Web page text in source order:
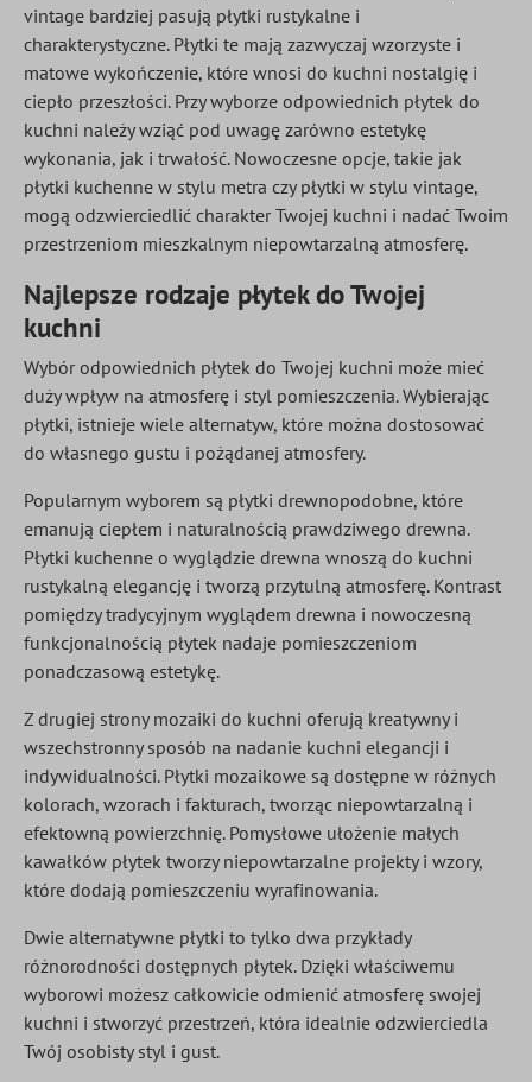
vintage bardziej pasują płytki rustykalne i
charakterystyczne. Płytki te mają zazwyczaj wzorzyste i
matowe wykończenie, które wnosi do kuchni nostalgię i
ciepło przeszłości. Przy wyborze odpowiednich płytek do
kuchni należy wziąć pod uwagę zarówno estetykę
wykonania, jak i trwałość. Nowoczesne opcje, takie jak
płytki kuchenne w stylu metra czy płytki w stylu vintage,
mogą odzwierciedlić charakter Twojej kuchni i nadać Twoim
przestrzeniom mieszkalnym niepowtarzalną atmosferę.
Najlepsze rodzaje płytek do Twojej
kuchni
Wybór odpowiednich płytek do Twojej kuchni może mieć
duży wpływ na atmosferę i styl pomieszczenia. Wybierając
płytki, istnieje wiele alternatyw, które można dostosować
do własnego gustu i pożądanej atmosfery.
Popularnym wyborem są płytki drewnopodobne, które
emanują ciepłem i naturalnością prawdziwego drewna.
Płytki kuchenne o wyglądzie drewna wnoszą do kuchni
rustykalną elegancję i tworzą przytulną atmosferę. Kontrast
pomiędzy tradycyjnym wyglądem drewna i nowoczesną
funkcjonalnością płytek nadaje pomieszczeniom
ponadczasową estetykę.
Z drugiej strony mozaiki do kuchni oferują kreatywny i
wszechstronny sposób na nadanie kuchni elegancji i
indywidualności. Płytki mozaikowe są dostępne w różnych
kolorach, wzorach i fakturach, tworząc niepowtarzalną i
efektowną powierzchnię. Pomysłowe ułożenie małych
kawałków płytek tworzy niepowtarzalne projekty i wzory,
które dodają pomieszczeniu wyrafinowania.
Dwie alternatywne płytki to tylko dwa przykłady
różnorodności dostępnych płytek. Dzięki właściwemu
wyborowi możesz całkowicie odmienić atmosferę swojej
kuchni i stworzyć przestrzeń, która idealnie odzwierciedla
Twój osobisty styl i gust.